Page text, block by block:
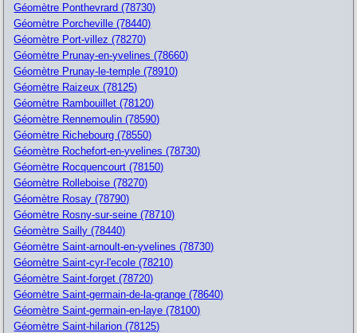
Géomètre Ponthevrard (78730)
Géomètre Porcheville (78440)
Géomètre Port-villez (78270)
Géomètre Prunay-en-yvelines (78660)
Géomètre Prunay-le-temple (78910)
Géomètre Raizeux (78125)
Géomètre Rambouillet (78120)
Géomètre Rennemoulin (78590)
Géomètre Richebourg (78550)
Géomètre Rochefort-en-yvelines (78730)
Géomètre Rocquencourt (78150)
Géomètre Rolleboise (78270)
Géomètre Rosay (78790)
Géomètre Rosny-sur-seine (78710)
Géomètre Sailly (78440)
Géomètre Saint-arnoult-en-yvelines (78730)
Géomètre Saint-cyr-l'ecole (78210)
Géomètre Saint-forget (78720)
Géomètre Saint-germain-de-la-grange (78640)
Géomètre Saint-germain-en-laye (78100)
Géomètre Saint-hilarion (78125)